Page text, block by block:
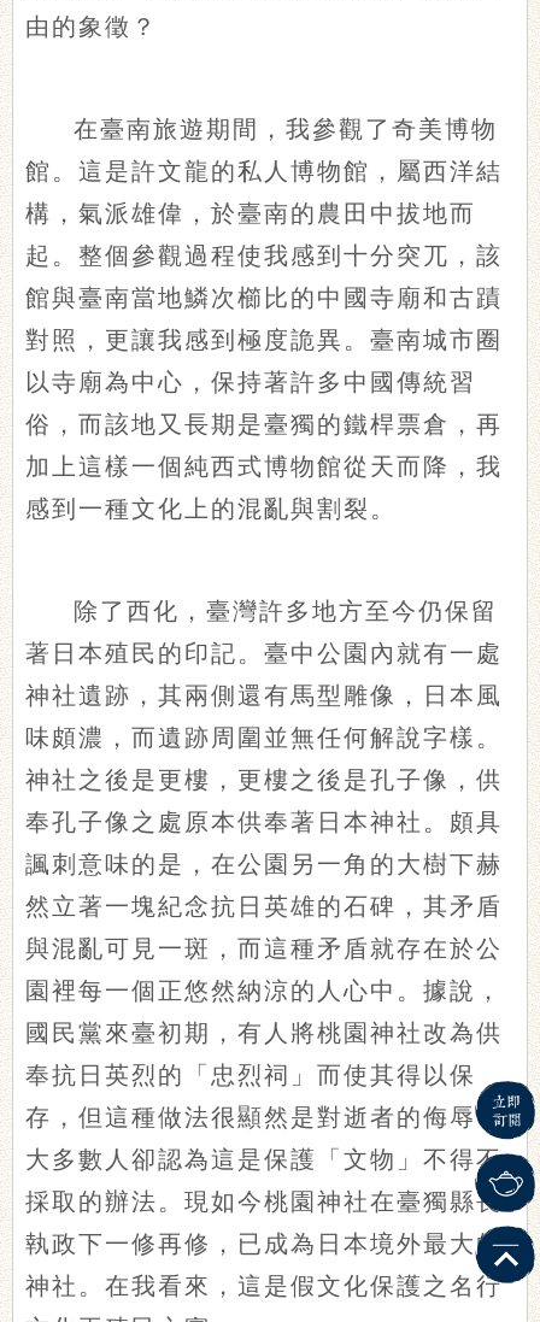
由的象徵？
在臺南旅遊期間，我參觀了奇美博物
館。這是許文龍的私人博物館，屬西洋結
構，氣派雄偉，於臺南的農田中拔地而
起。整個參觀過程使我感到十分突兀，該
館與臺南當地鱗次櫛比的中國寺廟和古蹟
對照，更讓我感到極度詭異。臺南城市圈
以寺廟為中心，保持著許多中國傳統習
俗，而該地又長期是臺獨的鐵桿票倉，再
加上這樣一個純西式博物館從天而降，我
感到一種文化上的混亂與割裂。
除了西化，臺灣許多地方至今仍保留
著日本殖民的印記。臺中公園內就有一處
神社遺跡，其兩側還有馬型雕像，日本風
味頗濃，而遺跡周圍並無任何解說字樣。
神社之後是更樓，更樓之後是孔子像，供
奉孔子像之處原本供奉著日本神社。頗具
諷刺意味的是，在公園另一角的大樹下赫
然立著一塊紀念抗日英雄的石碑，其矛盾
與混亂可見一斑，而這種矛盾就存在於公
園裡每一個正悠然納涼的人心中。據說，
國民黨來臺初期，有人將桃園神社改為供
奉抗日英烈的「忠烈祠」而使其得以保
存，但這種做法很顯然是對逝者的侮辱，
大多數人卻認為這是保護「文物」不得不
採取的辦法。現如今桃園神社在臺獨縣長
執政下一修再修，已成為日本境外最大的
神社。在我看來，這是假文化保護之名行